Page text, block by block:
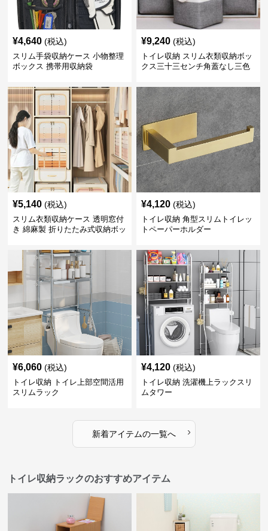
¥4,640 (税込)
スリム手袋収納ケース 小物整理
ボックス 携帯用収納袋
¥9,240 (税込)
トイレ収納 スリム衣類収納ボッ
クス三十三センチ角蓋なし三色
¥5,140 (税込)
スリム衣類収納ケース 透明窓付
き 綿麻製 折りたたみ式収納ボッ
¥4,120 (税込)
トイレ収納 角型スリムトイレッ
トペーパーホルダー
¥6,060 (税込)
トイレ収納 トイレ上部空間活用
スリムラック
¥4,120 (税込)
トイレ収納 洗濯機上ラックスリ
ムタワー
新着アイテムの一覧へ ›
トイレ収納ラックのおすすめアイテム